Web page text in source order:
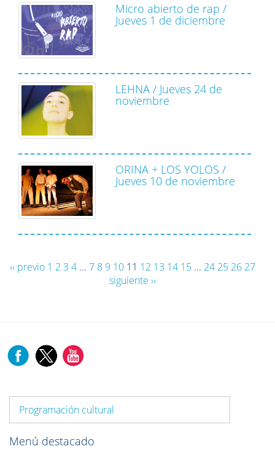
Micro abierto de rap /
Jueves 1 de diciembre
LEHNA / Jueves 24 de
noviembre
ORINA + LOS YOLOS /
Jueves 10 de noviembre
‹‹ previo 1 2 3 4 ... 7 8 9 10 11 12 13 14 15 ... 24 25 26 27
siguiente ››
Programación cultural
Menú destacado